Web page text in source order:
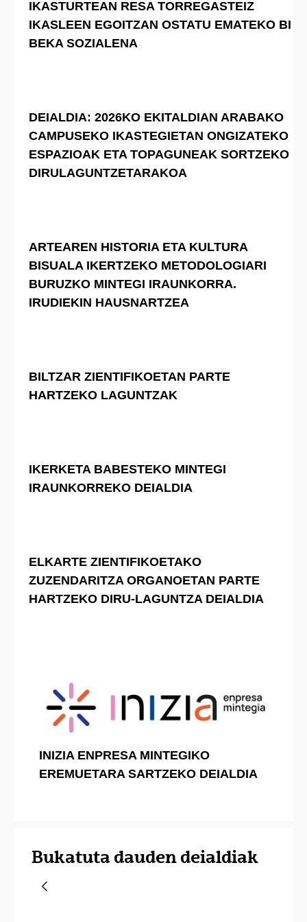
IKASTURTEAN RESA TORREGASTEIZ
IKASLEEN EGOITZAN OSTATU EMATEKO BI
BEKA SOZIALENA
DEIALDIA: 2026KO EKITALDIAN ARABAKO
CAMPUSEKO IKASTEGIETAN ONGIZATEKO
ESPAZIOAK ETA TOPAGUNEAK SORTZEKO
DIRULAGUNTZETARAKOA
ARTEAREN HISTORIA ETA KULTURA
BISUALA IKERTZEKO METODOLOGIARI
BURUZKO MINTEGI IRAUNKORRA.
IRUDIEKIN HAUSNARTZEA
BILTZAR ZIENTIFIKOETAN PARTE
HARTZEKO LAGUNTZAK
IKERKETA BABESTEKO MINTEGI
IRAUNKORREKO DEIALDIA
ELKARTE ZIENTIFIKOETAKO
ZUZENDARITZA ORGANOETAN PARTE
HARTZEKO DIRU-LAGUNTZA DEIALDIA
INIZIA ENPRESA MINTEGIKO
EREMUETARA SARTZEKO DEIALDIA
Bukatuta dauden deialdiak